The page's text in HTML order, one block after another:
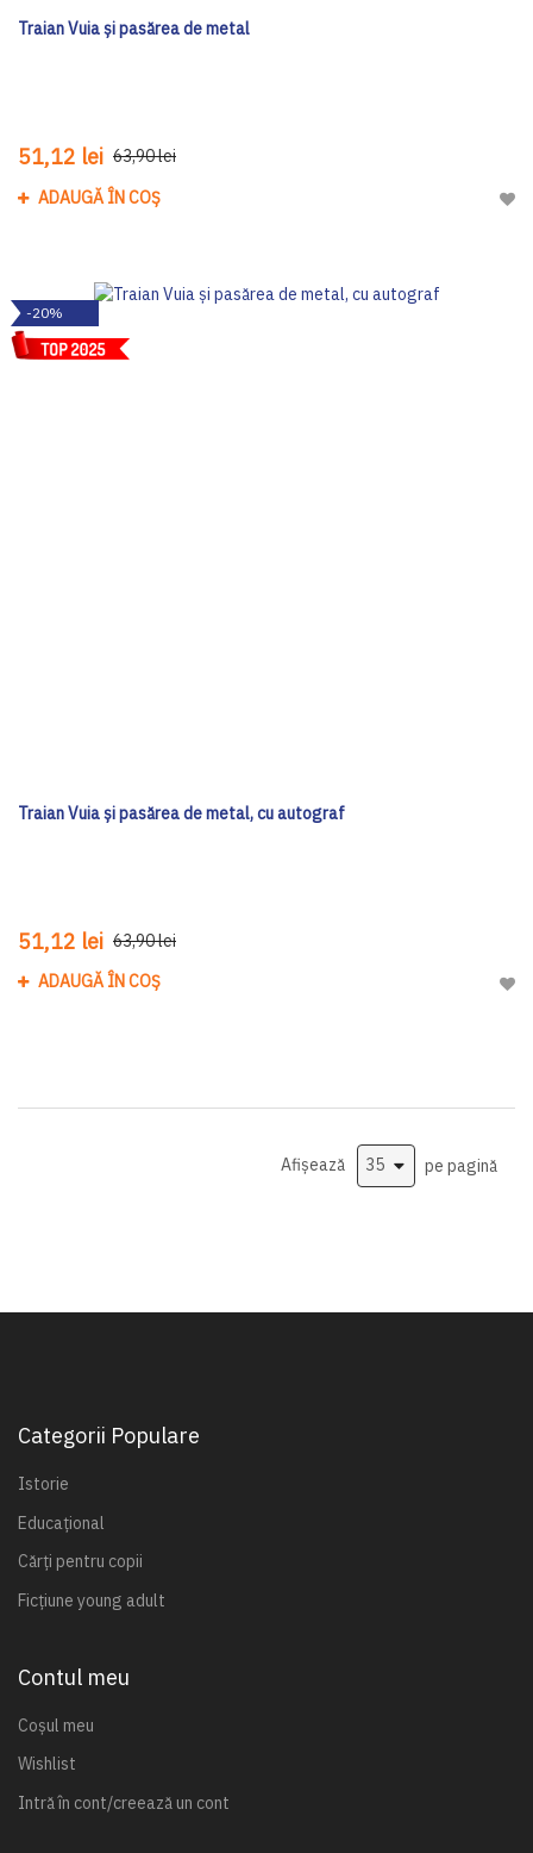
Traian Vuia și pasărea de metal
51,12 lei 63,90 lei
ADAUGĂ ÎN COȘ
-20%
Traian Vuia și pasărea de metal, cu autograf
51,12 lei 63,90 lei
ADAUGĂ ÎN COȘ
Afișează pe pagină
Categorii Populare
Istorie
Educațional
Cărți pentru copii
Ficțiune young adult
Contul meu
Coșul meu
Wishlist
Intră în cont/creează un cont